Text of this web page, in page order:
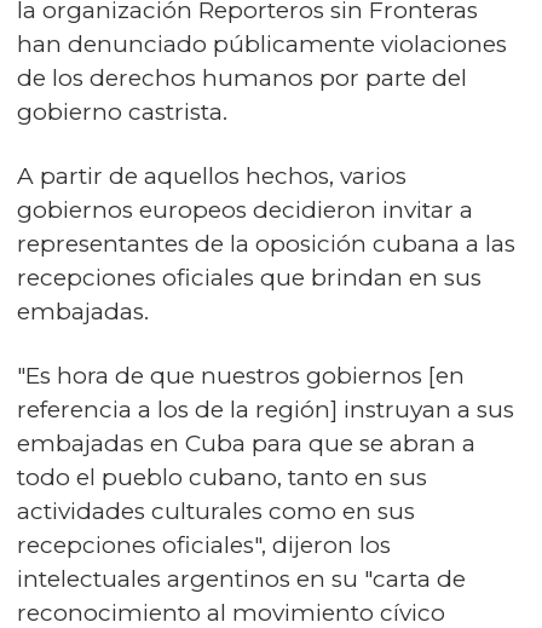
la organización Reporteros sin Fronteras
han denunciado públicamente violaciones
de los derechos humanos por parte del
gobierno castrista.
A partir de aquellos hechos, varios
gobiernos europeos decidieron invitar a
representantes de la oposición cubana a las
recepciones oficiales que brindan en sus
embajadas.
"Es hora de que nuestros gobiernos [en
referencia a los de la región] instruyan a sus
embajadas en Cuba para que se abran a
todo el pueblo cubano, tanto en sus
actividades culturales como en sus
recepciones oficiales", dijeron los
intelectuales argentinos en su "carta de
reconocimiento al movimiento cívico